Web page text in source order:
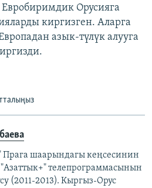
Орусияга
киргизген. Аларга
азык-түлүк алууга
Прага шаарындагы кеңсесинин
телепрограммасынын
(2011-2013). Кыргыз-Орус